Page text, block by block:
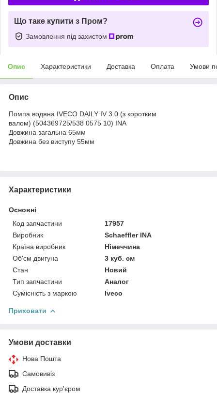
Що таке купити з Пром?
Замовлення під захистом
Опис Характеристики Доставка Оплата Умови
Опис
Помпа водяна IVECO DAILY IV 3.0 (з коротким
валом) (504369725/538 0575 10) INA
Довжина загальна 65мм
Довжина без виступу 55мм
Характеристики
Основні
Код запчастини
17957
Виробник
Schaeffler INA
Країна виробник
Німеччина
Об'єм двигуна
3 куб. см
Стан
Новий
Тип запчастини
Аналог
Сумісність з маркою
Iveco
Приховати
Умови доставки
Нова Пошта
Самовивіз
Доставка кур'єром